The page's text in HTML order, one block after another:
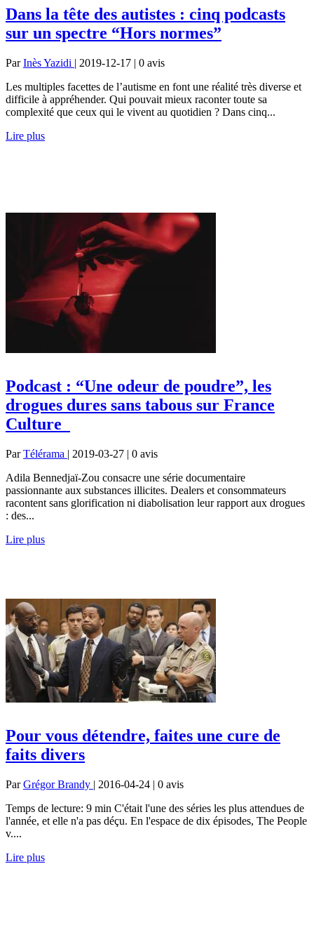
Dans la tête des autistes : cinq podcasts
sur un spectre “Hors normes”
ParInès Yazidi | 2019-12-17 | 0 avis
Les multiples facettes de l’autisme en font une réalité très diverse et
difficile à appréhender. Qui pouvait mieux raconter toute sa
complexité que ceux qui le vivent au quotidien ? Dans cinq...
Lire plus
Podcast : “Une odeur de poudre”, les
drogues dures sans tabous sur France
Culture
ParTélérama | 2019-03-27 | 0 avis
Adila Bennedjaï-Zou consacre une série documentaire
passionnante aux substances illicites. Dealers et consommateurs
racontent sans glorification ni diabolisation leur rapport aux drogues
: des...
Lire plus
Pour vous détendre, faites une cure de
faits divers
ParGrégor Brandy | 2016-04-24 | 0 avis
Temps de lecture: 9 min C'était l'une des séries les plus attendues de
l'année, et elle n'a pas déçu. En l'espace de dix épisodes, The People
v....
Lire plus